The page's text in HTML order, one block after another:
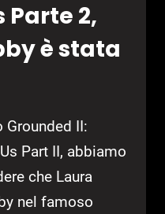
Parte 2,
è stata
Grounded II:
Part II, abbiamo
che Laura
nel famoso